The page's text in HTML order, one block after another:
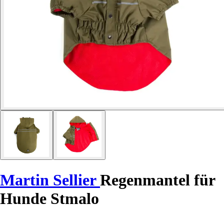
Martin SellierRegenmantel für
Hunde Stmalo